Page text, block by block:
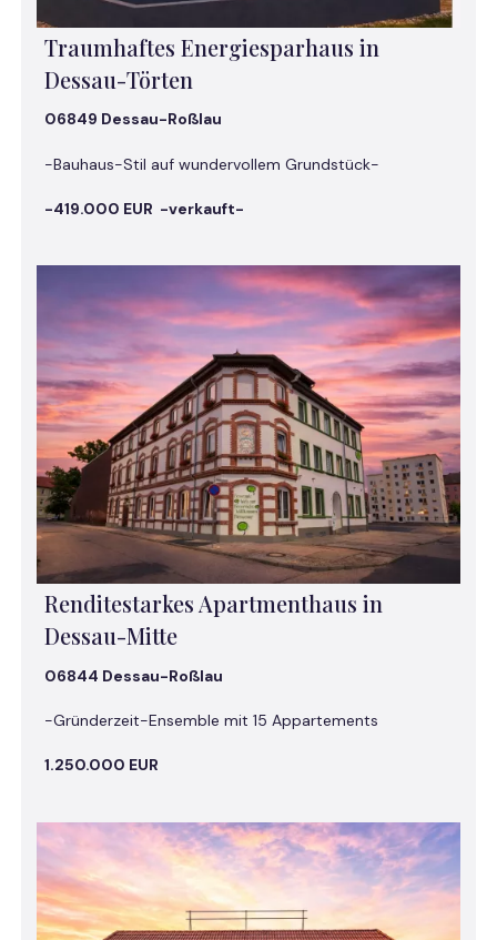
Traumhaftes Energiesparhaus in
Dessau-Törten
06849 Dessau-Roßlau
-Bauhaus-Stil auf wundervollem Grundstück-
-419.000 EUR -verkauft-
Renditestarkes Apartmenthaus in
Dessau-Mitte
06844 Dessau-Roßlau
-Gründerzeit-Ensemble mit 15 Appartements
1.250.000 EUR